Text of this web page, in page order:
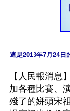
這是2013年7月24日
【人民報消息
加各種比賽、
殘了的姘頭宋